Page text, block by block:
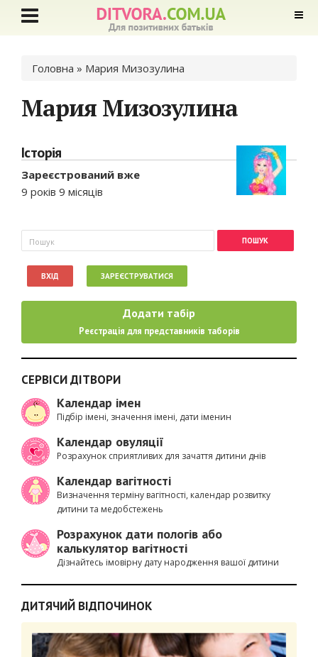
Ви є тут
Головна » Мария Мизозулина
Мария Мизозулина
Історія
Зареєстрований вже
9 років 9 місяців
Пошукова форма
Пошук
ВХІД ЗАРЕЄСТРУВАТИСЯ
Додати табір
Реєстрація для представників таборів
СЕРВІСИ ДІТВОРИ
Календар імен
Підбір імені, значення імені, дати іменин
Календар овуляції
Розрахунок сприятливих для зачаття дитини днів
Календар вагітності
Визначення терміну вагітності, календар розвитку
дитини та медобстежень
Розрахунок дати пологів або
калькулятор вагітності
Дізнайтесь імовірну дату народження вашої дитини
ДИТЯЧИЙ ВІДПОЧИНОК